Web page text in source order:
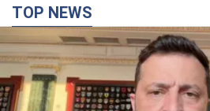
TOP NEWS